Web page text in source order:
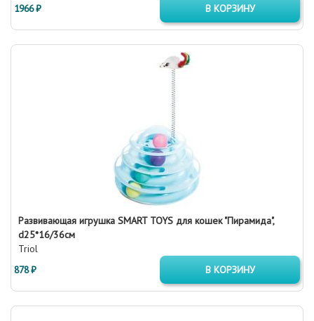
1966 ₽
В КОРЗИНУ
Развивающая игрушка SMART TOYS для кошек "Пирамида",
d25*16/36см
Triol
878 ₽
В КОРЗИНУ